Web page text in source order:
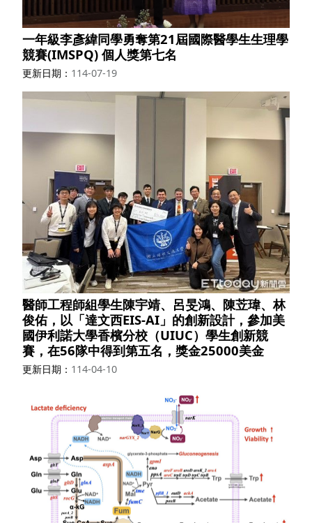
一年級李彥緯同學勇奪第21屆國際醫學生生理學
競賽(IMSPQ) 個人獎第七名
更新日期 114-07-19
醫師工程師組學生陳宇靖、呂旻鴻、陳苙瑋、林
俊佑，以「達文西EIS-AI」的創新設計，參加美
國伊利諾大學香檳分校（UIUC）學生創新競
賽，在56隊中得到第五名，獎金25000美金
更新日期 114-04-10